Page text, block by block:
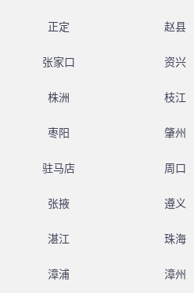
正定 赵县
张家口 资兴
株洲 枝江
枣阳 肇州
驻马店 周口
张掖 遵义
湛江 珠海
漳浦 漳州